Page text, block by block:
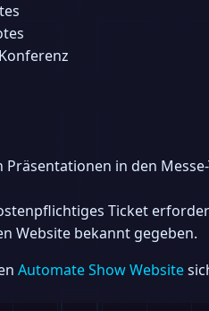
in den
Ticket
Website bekannt gegeben.
Automate Show Website